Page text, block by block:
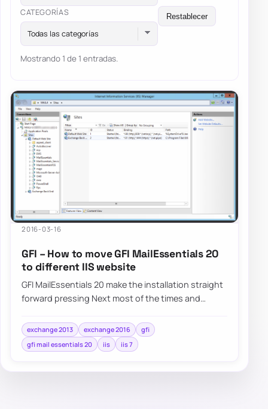
CATEGORÍAS
Todas las categorías
Restablecer
Mostrando 1 de 1 entradas.
2016-03-16
GFI – How to move GFI MailEssentials 20
to different IIS website
GFI MailEssentials 20 make the installation straight
forward pressing Next most of the times and
exchange 2013 exchange 2016
gfi
gfi mail essentials 20
iis iis 7